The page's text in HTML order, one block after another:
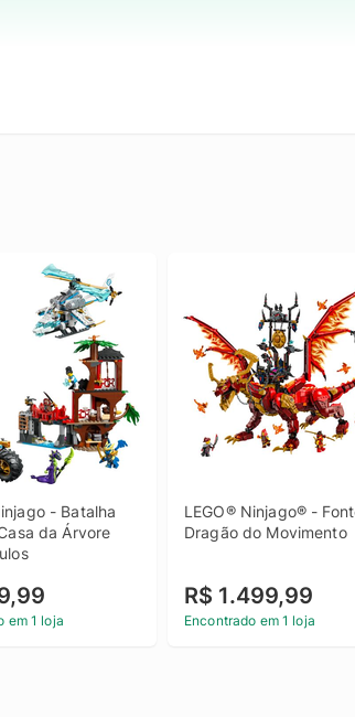
- Batalha
da Árvore
em 1 loja
LEGO® Ninjago® -
Dragão do Movimento
R$ 1.499,99
Encontrado em 1 loja